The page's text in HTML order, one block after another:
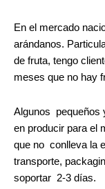
En el mercado
arándanos.
de fruta, tengo
meses que no hay
Algunos pequeños
en producir para el
que no conlleva la
transporte,
soportar 2-3 días.